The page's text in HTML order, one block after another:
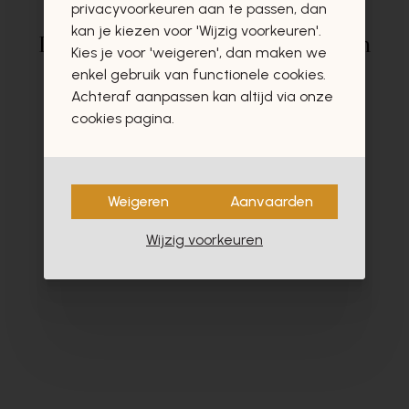
Deze producten zullen u zeker en
vast ook interesseren
privacyvoorkeuren aan te passen, dan
kan je kiezen voor 'Wijzig voorkeuren'.
Kies je voor 'weigeren', dan maken we
enkel gebruik van functionele cookies.
Achteraf aanpassen kan altijd via onze
cookies pagina.
Weigeren Aanvaarden
Wijzig voorkeuren